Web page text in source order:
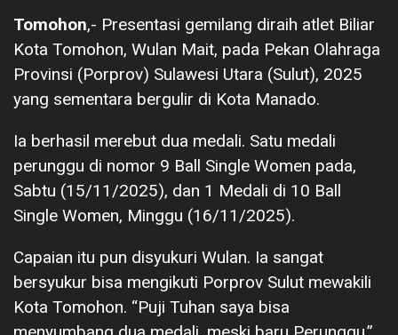
Tomohon,- Presentasi gemilang diraih atlet Biliar
Kota Tomohon, Wulan Mait, pada Pekan Olahraga
Provinsi (Porprov) Sulawesi Utara (Sulut), 2025
yang sementara bergulir di Kota Manado.
Ia berhasil merebut dua medali. Satu medali
perunggu di nomor 9 Ball Single Women pada,
Sabtu (15/11/2025), dan 1 Medali di 10 Ball
Single Women, Minggu (16/11/2025).
Capaian itu pun disyukuri Wulan. Ia sangat
bersyukur bisa mengikuti Porprov Sulut mewakili
Kota Tomohon. “Puji Tuhan saya bisa